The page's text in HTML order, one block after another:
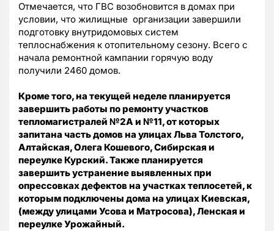
Отмечается, что ГВС возобновится в домах при
условии, что жилищные организации завершили
подготовку внутридомовых систем
теплоснабжения к отопительному сезону. Всего с
начала ремонтной кампании горячую воду
получили 2460 домов.
Кроме того, на текущей неделе планируется
завершить работы по ремонту участков
тепломагистралей №2А и №11, от которых
запитана часть домов на улицах Льва Толстого,
Алтайская, Олега Кошевого, Сибирская и
переулке Курский. Также планируется
завершить устранение выявленных при
опрессовках дефектов на участках теплосетей, к
которым подключены дома на улицах Киевская,
(между улицами Усова и Матросова), Ленская и
переулке Урожайный.